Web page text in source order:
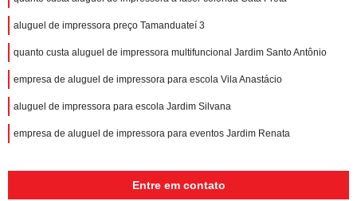
aluguel de impressora preço Tamanduateí 3
quanto custa aluguel de impressora multifuncional Jardim Santo Antônio
empresa de aluguel de impressora para escola Vila Anastácio
aluguel de impressora para escola Jardim Silvana
empresa de aluguel de impressora para eventos Jardim Renata
Entre em contato